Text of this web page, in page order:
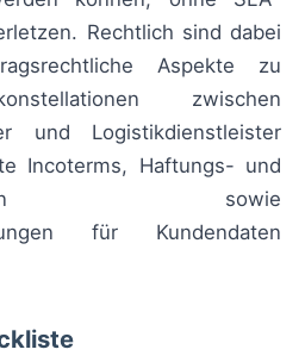
Rechtlich sind dabei
Aspekte zu
zwischen
und Logistikdienstleister
Incoterms, Haftungs- und
sowie
für Kundendaten